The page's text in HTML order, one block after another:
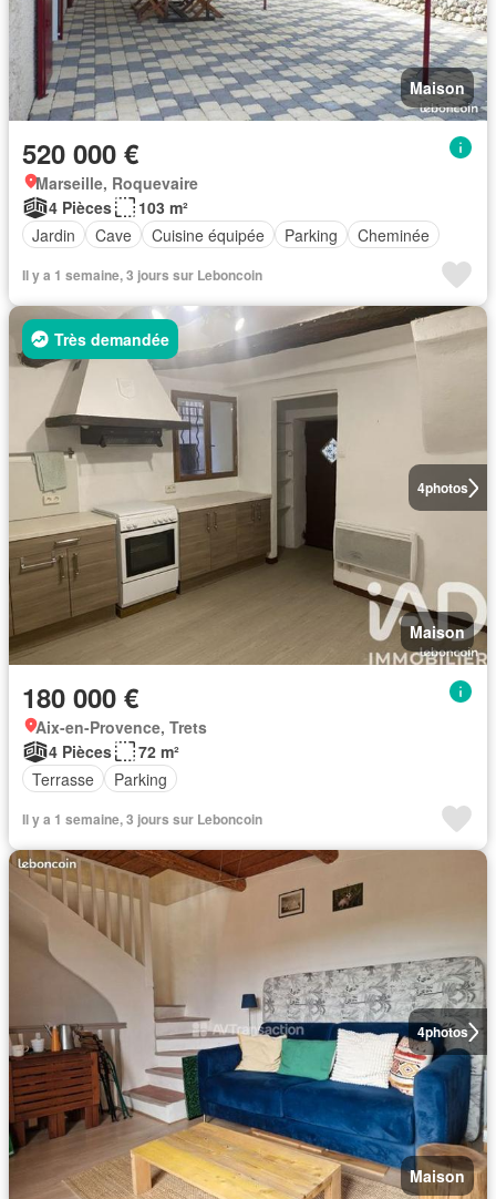
Maison
520 000 €
Marseille, Roquevaire
4 Pièces
103 m²
Jardin
Cave Cuisine équipée Parking Cheminée
Il y a 1 semaine, 3 jours sur Leboncoin
4photos
Très demandée
Maison
180 000 €
Aix-en-Provence, Trets
4 Pièces
72 m²
Terrasse
Parking
Il y a 1 semaine, 3 jours sur Leboncoin
4photos
Maison